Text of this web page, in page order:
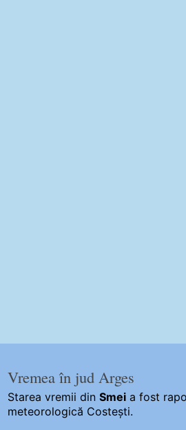
Vremea în jud Arges
Starea vremii dinSmei a fost
meteorologică Costești.